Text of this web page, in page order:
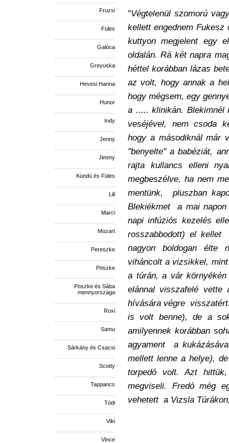
Fruzsi
Füles
Galóca
Greyuska
Hevesi Hanna
Hunor
Indy
Jenny
Jimmy
Kündü és Füles
Lili
Marci
Mozart
Pereszke
Pöszke
Pöszke és Sába
mennyországa
Roxi
Samu
Sárkány és Csacsi
Scotty
Tappancs
Tódi
Viki
Vince
"Végtelenül szomorú
kellett engednem
kuttyon megjelent egy
oldalán. Rá két napra
héttel korábban lázas
az volt, hogy annak a
hogy mégsem, egy
a ..... klinikán. Blekimnél
veséjével, nem csoda
hogy a másodiknál már
"benyelte" a babéziát,
rajta kullancs elleni
megbeszélve, ha nem
mentünk, pluszban
Blekiékmet a mai
napi infúziós kezelés
rosszabbodott) el kellet
nagyon boldogan élte
viháncolt a vizsikkel,
a túrán, a vár
elánnal visszafelé
hívására végre
is volt benne), de a
amilyennek korábban
agyament a
mellett lenne a helye),
torpedó volt. Azt
megviseli. Fredó még
vehetett a Vizsla